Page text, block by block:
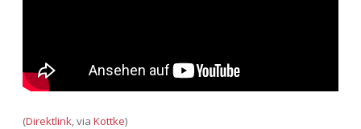
Adventskalender 2024
(Direktlink, via Kottke)